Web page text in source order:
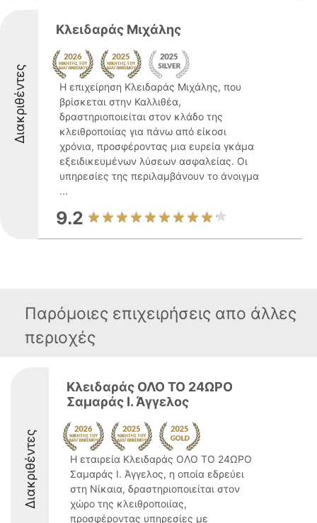
Διακριθέντες
Κλειδαράς Μιχάλης
Η επιχείρηση Κλειδαράς Μιχάλης, που
βρίσκεται στην Καλλιθέα,
δραστηριοποιείται στον κλάδο της
κλειθροποιίας για πάνω από είκοσι
χρόνια, προσφέροντας μια ευρεία γκάμα
εξειδικευμένων λύσεων ασφαλείας. Οι
υπηρεσίες της περιλαμβάνουν το άνοιγμα
...
9.2
Παρόμοιες επιχειρήσεις απο άλλες
περιοχές
Διακριθέντες
Κλειδαράς ΟΛΟ ΤΟ 24ΩΡΟ
Σαμαράς Ι. Άγγελος
Η εταιρεία Κλειδαράς ΟΛΟ ΤΟ 24ΩΡΟ
Σαμαράς Ι. Άγγελος, η οποία εδρεύει
στη Νίκαια, δραστηριοποιείται στον
χώρο της κλειθροποιίας,
προσφέροντας υπηρεσίες με